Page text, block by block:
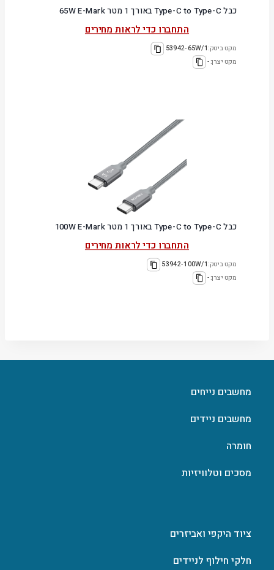
כבל Type-C to Type-C באורך 1 מטר 65W E-Mark
התחברו כדי לראות מחירים
מקט ביטק:53942-65W/1
מקט יצרן:-
כבל Type-C to Type-C באורך 1 מטר 100W E-Mark
התחברו כדי לראות מחירים
מקט ביטק:53942-100W/1
מקט יצרן:-
מחשבים נייחים
מחשבים ניידים
חומרה
מסכים וטלוויזיות
ציוד היקפי ואביזרים
חלקי חילוף לניידים